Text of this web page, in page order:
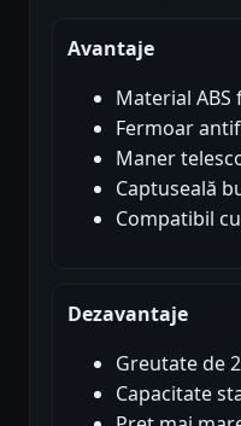
Avantaje
Material
Fermoar
Maner
Captuseală
Compatibil
Dezavantaje
Greutate de
Capacitate